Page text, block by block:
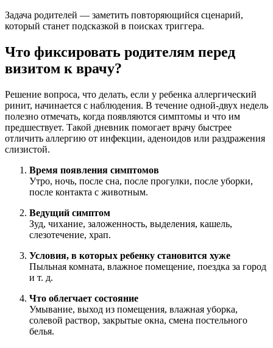
Задача родителей — заметить повторяющийся сценарий,
который станет подсказкой в поисках триггера.
Что фиксировать родителям перед
визитом к врачу?
Решение вопроса, что делать, если у ребенка аллергический
ринит, начинается с наблюдения. В течение одной-двух недель
полезно отмечать, когда появляются симптомы и что им
предшествует. Такой дневник помогает врачу быстрее
отличить аллергию от инфекции, аденоидов или раздражения
слизистой.
Время появления симптомов
Утро, ночь, после сна, после прогулки, после уборки,
после контакта с животным.
Ведущий симптом
Зуд, чихание, заложенность, выделения, кашель,
слезотечение, храп.
Условия, в которых ребенку становится хуже
Пыльная комната, влажное помещение, поездка за город
и т. д.
Что облегчает состояние
Умывание, выход из помещения, влажная уборка,
солевой раствор, закрытые окна, смена постельного
белья.